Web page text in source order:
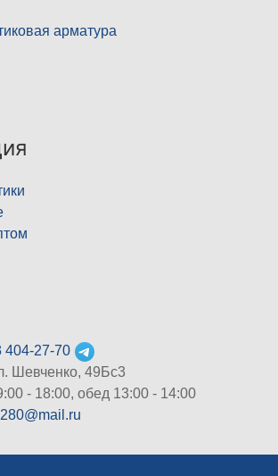
арматура
404-27-70
Шевченко, 49Бс3
- 18:00, обед 13:00 - 14:00